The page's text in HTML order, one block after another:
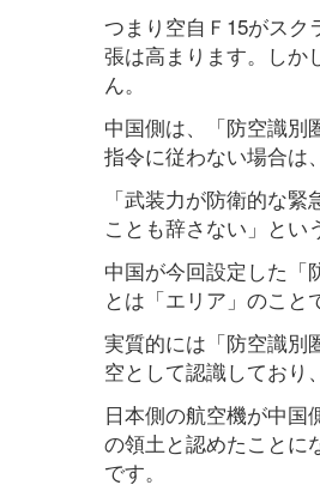
つまり空自Ｆ15がスク
張は高まります。しか
ん。
中国側は、「防空識別
指令に従わない場合は
「武装力が防衛的な
ことも辞さない」とい
中国が今回設定した「
とは「エリア」のこと
実質的には「防空識別
空として認識しており
日本側の航空機が中国
の領土と認めたことに
です。